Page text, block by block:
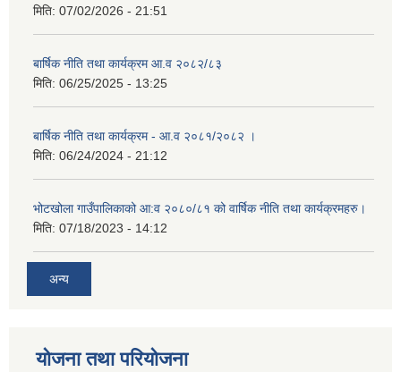
मिति: 07/02/2026 - 21:51
बार्षिक नीति तथा कार्यक्रम आ.व २०८२/८३
मिति: 06/25/2025 - 13:25
बार्षिक नीति तथा कार्यक्रम - आ.व २०८१/२०८२ ।
मिति: 06/24/2024 - 21:12
भोटखोला गाउँपालिकाको आ:व २०८०/८१ को वार्षिक नीति तथा कार्यक्रमहरु।
मिति: 07/18/2023 - 14:12
अन्य
योजना तथा परियोजना